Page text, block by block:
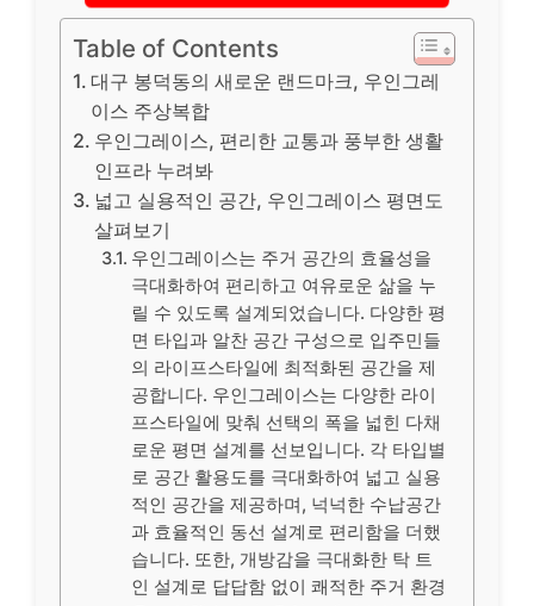
Table of Contents
대구 봉덕동의 새로운 랜드마크, 우인그레
이스 주상복합
우인그레이스, 편리한 교통과 풍부한 생활
인프라 누려봐
넓고 실용적인 공간, 우인그레이스 평면도
살펴보기
우인그레이스는 주거 공간의 효율성을
극대화하여 편리하고 여유로운 삶을 누
릴 수 있도록 설계되었습니다. 다양한 평
면 타입과 알찬 공간 구성으로 입주민들
의 라이프스타일에 최적화된 공간을 제
공합니다. 우인그레이스는 다양한 라이
프스타일에 맞춰 선택의 폭을 넓힌 다채
로운 평면 설계를 선보입니다. 각 타입별
로 공간 활용도를 극대화하여 넓고 실용
적인 공간을 제공하며, 넉넉한 수납공간
과 효율적인 동선 설계로 편리함을 더했
습니다. 또한, 개방감을 극대화한 탁 트
인 설계로 답답함 없이 쾌적한 주거 환경